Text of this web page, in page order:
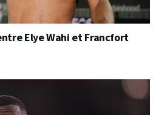
Elye Wahi et Francfort